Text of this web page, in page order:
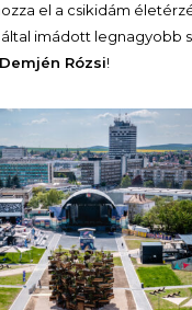
el a csikidám
imádott legnagyobb
Demjén Rózsi!